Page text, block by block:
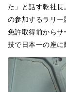
た」と話す乾社
の参加するラリ
免許取得前から
技で日本一の座に